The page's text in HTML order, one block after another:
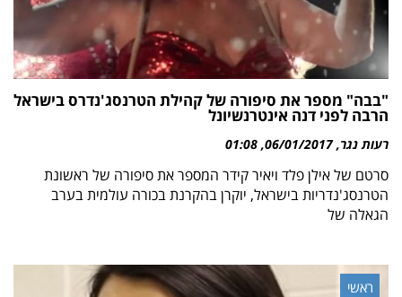
"בבה" מספר את סיפורה של קהילת הטרנסג'נדרס בישראל
הרבה לפני דנה אינטרנשיונל
רעות נגר 06/01/2017
01:08
סרטם של אילן פלד ויאיר קידר המספר את סיפורה של ראשונת
הטרנסג'נדריות בישראל, יוקרן בהקרנת בכורה עולמית בערב
הגאלה של
ראשי